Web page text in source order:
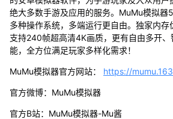
绝大多数手游及应用的服务。MuMu模拟器
多种操作系统，多端运行更自由。独家内存
支持240帧超高清4K画质，更有自由多开
能，全方位满足玩家多样化需求！
MuMu模拟器官方网站： https://
官方微博：MuMu模拟器
官方B站：MuMu模拟器-Mu酱